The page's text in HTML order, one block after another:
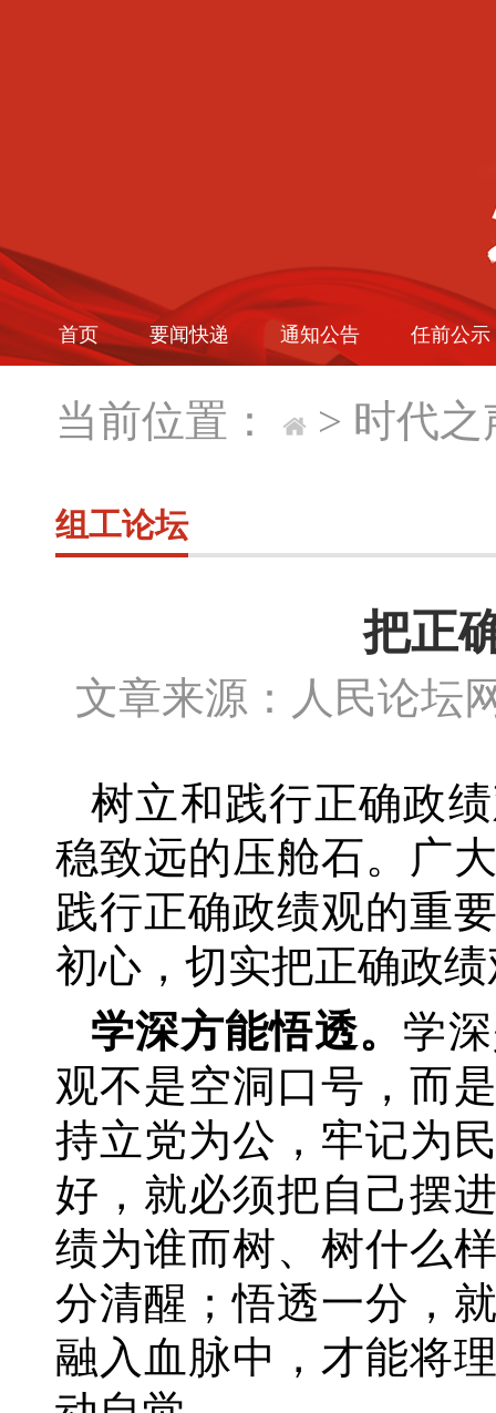
首页 要闻快递 通知公告 任前公示
当前位置： > 时代之
组工论坛
把正
文章来源：人民论
树立和践行正确政
稳致远的压舱石。广
践行正确政绩观的重
初心，切实把正确政
学深方能悟透。 学
观不是空洞口号，而
持立党为公，牢记为
好，就必须把自己摆
绩为谁而树、树什么
分清醒；悟透一分，
融入血脉中，才能将